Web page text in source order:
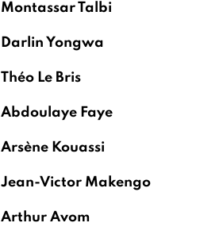
Montassar Talbi
Darlin Yongwa
Théo Le Bris
Abdoulaye Faye
Arsène Kouassi
Jean-Victor Makengo
Arthur Avom